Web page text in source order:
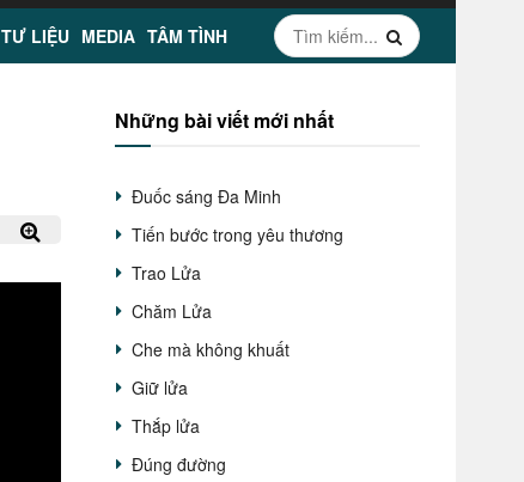
TƯ LIỆU MEDIA TÂM TÌNH
Những bài viết mới nhất
Đuốc sáng Đa Minh
Tiến bước trong yêu thương
Trao Lửa
Chăm Lửa
Che mà không khuất
Giữ lửa
Thắp lửa
Đúng đường